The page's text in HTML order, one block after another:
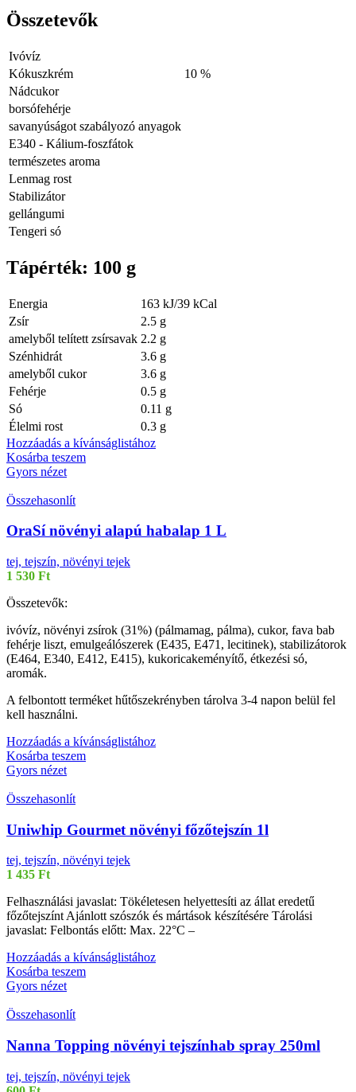
Összetevők
Ivóvíz
Kókuszkrém
10 %
Nádcukor
borsófehérje
savanyúságot szabályozó anyagok
E340 - Kálium-foszfátok
természetes aroma
Lenmag rost
Stabilizátor
gellángumi
Tengeri só
Tápérték: 100 g
Energia
163 kJ/39 kCal
Zsír
2.5 g
amelyből telített zsírsavak 2.2 g
Szénhidrát
3.6 g
amelyből cukor
3.6 g
Fehérje
0.5 g
Só
0.11 g
Élelmi rost
0.3 g
Hozzáadás a kívánságlistához
Kosárba teszem
Gyors nézet
Összehasonlít
OraSí növényi alapú habalap 1 L
tej, tejszín, növényi tejek
1 530 Ft
Összetevők:
ivóvíz, növényi zsírok (31%) (pálmamag, pálma), cukor, fava bab
fehérje liszt, emulgeálószerek (E435, E471, lecitinek), stabilizátorok
(E464, E340, E412, E415), kukoricakeményítő, étkezési só,
aromák.
A felbontott terméket hűtőszekrényben tárolva 3-4 napon belül fel
kell használni.
Hozzáadás a kívánságlistához
Kosárba teszem
Gyors nézet
Összehasonlít
Uniwhip Gourmet növényi főzőtejszín 1l
tej, tejszín, növényi tejek
1 435 Ft
Felhasználási javaslat: Tökéletesen helyettesíti az állat eredetű
főzőtejszínt Ajánlott szószók és mártások készítésére Tárolási
javaslat: Felbontás előtt: Max. 22°C –
Hozzáadás a kívánságlistához
Kosárba teszem
Gyors nézet
Összehasonlít
Nanna Topping növényi tejszínhab spray 250ml
tej, tejszín, növényi tejek